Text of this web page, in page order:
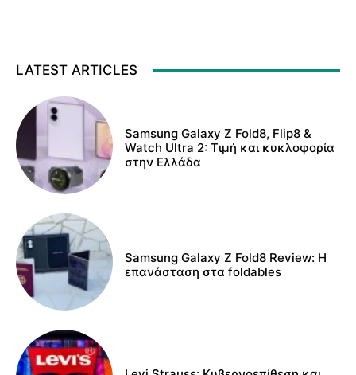
LATEST ARTICLES
Samsung Galaxy Z Fold8, Flip8 &
Watch Ultra 2: Τιμή και κυκλοφορία
στην Ελλάδα
Samsung Galaxy Z Fold8 Review: Η
επανάσταση στα foldables